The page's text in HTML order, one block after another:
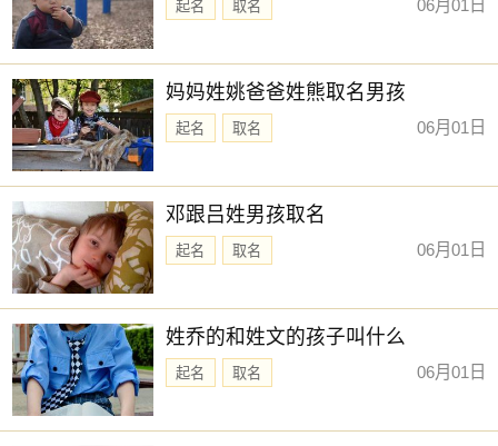
起名 取名 06月01日
妈妈姓姚爸爸姓熊取名男孩
起名 取名 06月01日
邓跟吕姓男孩取名
起名 取名 06月01日
姓乔的和姓文的孩子叫什么
起名 取名 06月01日